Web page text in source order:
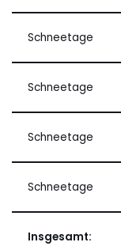
Schneetage
Schneetage
Schneetage
Schneetage
Insgesamt: